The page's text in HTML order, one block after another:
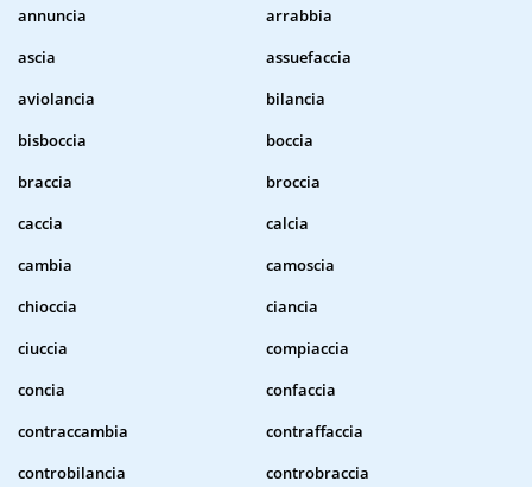
annuncia
arrabbia
ascia
assuefaccia
aviolancia
bilancia
bisboccia
boccia
braccia
broccia
caccia
calcia
cambia
camoscia
chioccia
ciancia
ciuccia
compiaccia
concia
confaccia
contraccambia
contraffaccia
controbilancia
controbraccia